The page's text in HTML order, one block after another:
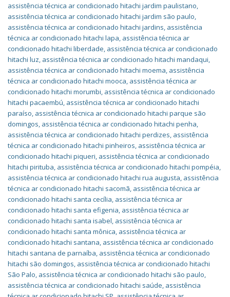
assistência técnica ar condicionado hitachi jardim paulistano,
assistência técnica ar condicionado hitachi jardim são paulo,
assistência técnica ar condicionado hitachi jardins, assistência
técnica ar condicionado hitachi lapa, assistência técnica ar
condicionado hitachi liberdade, assistência técnica ar condicionado
hitachi luz, assistência técnica ar condicionado hitachi mandaqui,
assistência técnica ar condicionado hitachi moema, assistência
técnica ar condicionado hitachi mooca, assistência técnica ar
condicionado hitachi morumbi, assistência técnica ar condicionado
hitachi pacaembú, assistência técnica ar condicionado hitachi
paraíso, assistência técnica ar condicionado hitachi parque são
domingos, assistência técnica ar condicionado hitachi penha,
assistência técnica ar condicionado hitachi perdizes, assistência
técnica ar condicionado hitachi pinheiros, assistência técnica ar
condicionado hitachi piqueri, assistência técnica ar condicionado
hitachi pirituba, assistência técnica ar condicionado hitachi pompéia,
assistência técnica ar condicionado hitachi rua augusta, assistência
técnica ar condicionado hitachi sacomã, assistência técnica ar
condicionado hitachi santa cecília, assistência técnica ar
condicionado hitachi santa efigenia, assistência técnica ar
condicionado hitachi santa isabel, assistência técnica ar
condicionado hitachi santa mônica, assistência técnica ar
condicionado hitachi santana, assistência técnica ar condicionado
hitachi santana de parnaíba, assistência técnica ar condicionado
hitachi são domingos, assistência técnica ar condicionado hitachi
São Palo, assistência técnica ar condicionado hitachi são paulo,
assistência técnica ar condicionado hitachi saúde, assistência